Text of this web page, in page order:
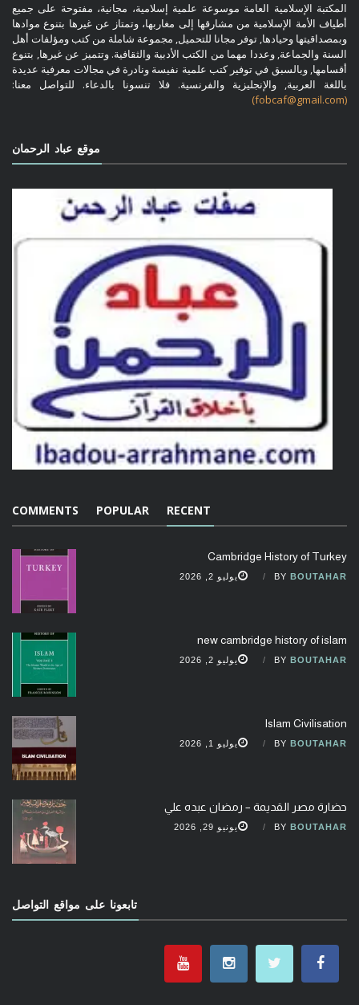
المكتبة الإسلامية العامة موسوعة علمية إسلامية، مجانية، مفتوحة على جميع
أطياف الأمة الإسلامية من مشارقها إلى مغاربها، وتمتاز عن غيرها بتنوع موادها
وبمصداقيتها وحيادها, توفر مجانا للتحميل, مجموعة شاملة من كتب ومؤلفات أهل
السنة والجماعة, وعددا مهما من الكتب الأدبية والثقافية. وتتميز عن غيرها, بتنوع
أقسامها, وبالسبق في توفير كتب علمية نفيسة ونادرة في مجالات معرفية عديدة
باللغة العربية, والإنجليزية والفرنسية. فلا تنسونا بالدعاء. للتواصل معنا:
(fobcaf@gmail.com)
موقع عباد الرحمان
RECENT
POPULAR
COMMENTS
Cambridge History of Turkey
BY BOUTAHAR يوليو 2, 2026
new cambridge history of islam
BY BOUTAHAR يوليو 2, 2026
Islam Civilisation
BY BOUTAHAR يوليو 1, 2026
حضارة مصر القديمة – رمضان عبده علي
BY BOUTAHAR يونيو 29, 2026
تابعونا على مواقع التواصل